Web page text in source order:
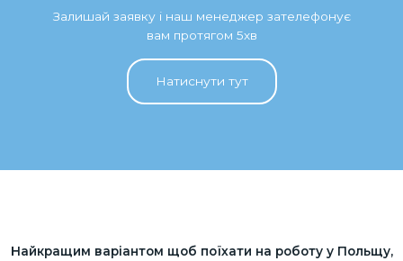
Залишай заявку і наш менеджер зателефонує
вам протягом 5хв
Натиснути тут
Найкращим варіантом щоб поїхати на роботу у Польщу,